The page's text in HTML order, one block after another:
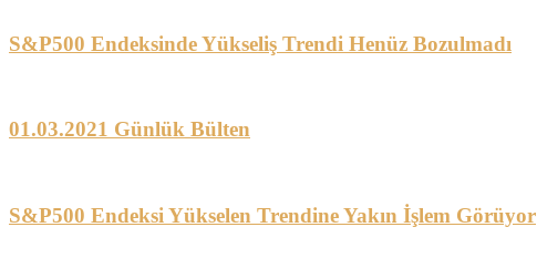
S&P500 Endeksinde Yükseliş Trendi Henüz Bozulmadı
01.03.2021 Günlük Bülten
S&P500 Endeksi Yükselen Trendine Yakın İşlem Görüyor